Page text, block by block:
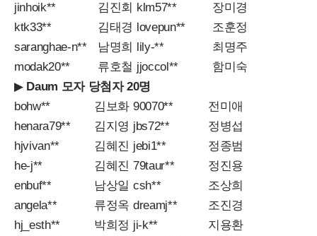
jinhoik**
ktk33**
saranghae-n**
modak20**
김진회
김태경
남명희
류호철
klm57**
lovepun**
lily-**
jjoccol**
장미경
조훈정
최명주
함미숙
▶ Daum 모자 당첨자 20명
bohw**
henara79**
hjvivan**
he-j**
enbuf**
angela**
hj_esth**
김보화
김지영
김혜진
김혜진
남상일
류정옥
박희정
90070**
jbs72**
jebi1**
79taur**
csh**
dreamj**
ji-k**
전미애
정병섭
정종범
정진용
조상희
조진경
지용환